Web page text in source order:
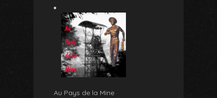
Au Pays de la Mine